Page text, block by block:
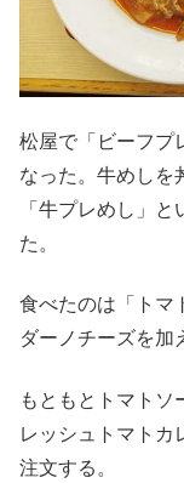
松屋で「ビーフプ
なった。牛めしを
「牛プレめし」
た。
食べたのは「トマ
ダーノチーズを加
もともとトマトソ
レッシュトマトカ
注文する。